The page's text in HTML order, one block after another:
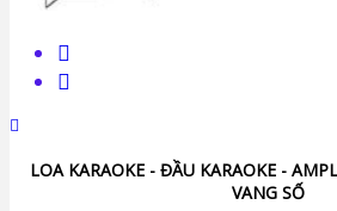
LOA KARAOKE - ĐẦU KARAOKE -
VANG SỐ